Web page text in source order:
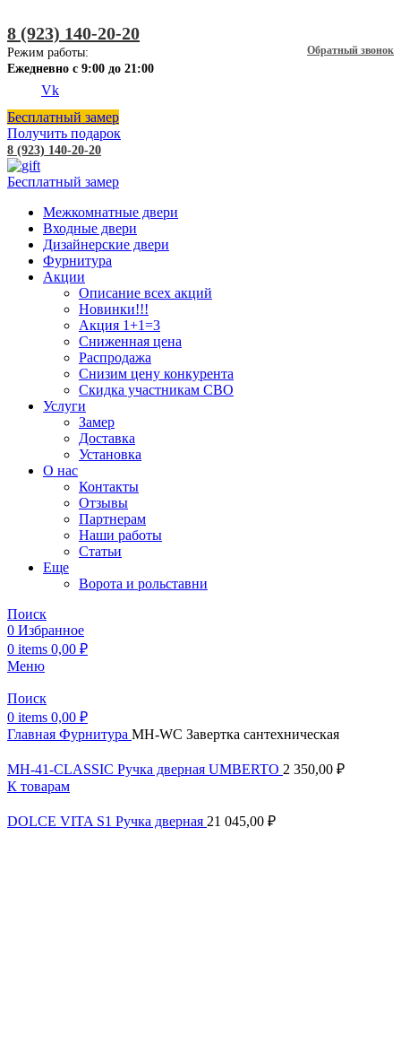
8 (923) 140-20-20
Обратный звонок
Режим работы:
Ежедневно с 9:00 до 21:00
Vk
Бесплатный замер
Получить подарок
8 (923) 140-20-20
Бесплатный замер
Межкомнатные двери
Входные двери
Дизайнерские двери
Фурнитура
Акции
Описание всех акций
Новинки!!!
Акция 1+1=3
Сниженная цена
Распродажа
Снизим цену конкурента
Скидка участникам СВО
Услуги
Замер
Доставка
Установка
О нас
Контакты
Отзывы
Партнерам
Наши работы
Статьи
Еще
Ворота и рольставни
Поиск
0 Избранное
0 items 0,00 ₽
Меню
Поиск
0 items 0,00 ₽
Главная Фурнитура MH-WC Завертка сантехническая
MH-41-CLASSIC Ручка дверная UMBERTO 2 350,00 ₽
К товарам
DOLCE VITA S1 Pучка дверная 21 045,00 ₽